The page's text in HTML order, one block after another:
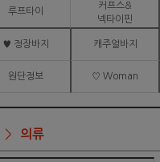
루프타이
커프스&
넥타이핀
♥ 정장바지 캐주얼바지
원단정보 ♡ Woman
의류